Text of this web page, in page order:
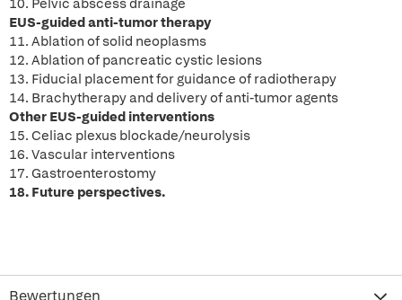
10. Pelvic abscess drainage
EUS-guided anti-tumor therapy
11. Ablation of solid neoplasms
12. Ablation of pancreatic cystic lesions
13. Fiducial placement for guidance of radiotherapy
14. Brachytherapy and delivery of anti-tumor agents
Other EUS-guided interventions
15. Celiac plexus blockade/neurolysis
16. Vascular interventions
17. Gastroenterostomy
18. Future perspectives.
Bewertungen